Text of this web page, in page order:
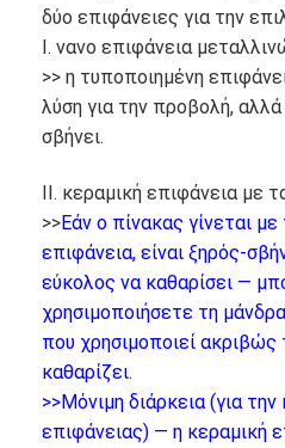
Αρχική Σελίδα
Προϊόντα
Βίντεο
δύο επιφάνειες για την
Ι. νανο επιφάνεια
>> η τυποποιημένη
λύση για την προβολή,
σβήνει.
ΙΙ. κεραμική επιφάνεια με
>>Εάν ο πίνακας γίνεται
επιφάνεια, είναι ξηρός-
εύκολος να καθαρίσει —
χρησιμοποιήσετε τη
που χρησιμοποιεί
καθαρίζει.
>>Μόνιμη διάρκεια (για
επιφάνειας) — η κεραμική